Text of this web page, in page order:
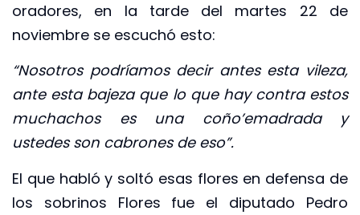
oradores, en la tarde del martes 22 de
noviembre se escuchó esto:
“Nosotros podríamos decir antes esta vileza,
ante esta bajeza que lo que hay contra estos
muchachos es una coño’emadrada y
ustedes son cabrones de eso”.
El que habló y soltó esas flores en defensa de
los sobrinos Flores fue el diputado Pedro